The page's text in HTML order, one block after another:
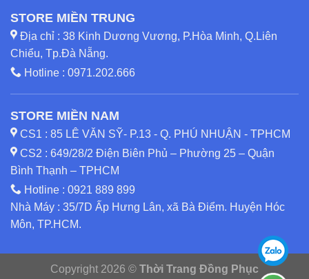
STORE MIỀN TRUNG
Địa chỉ : 38 Kinh Dương Vương, P.Hòa Minh, Q.Liên
Chiểu, Tp.Đà Nẵng.
Hotline : 0971.202.666
STORE MIỀN NAM
CS1 : 85 LÊ VĂN SỸ- P.13 - Q. PHÚ NHUẬN - TPHCM
CS2 : 649/28/2 Điện Biên Phủ – Phường 25 – Quận
Bình Thạnh – TPHCM
Hotline : 0921 889 899
Nhà Máy : 35/7D Ấp Hưng Lân, xã Bà Điểm. Huyện Hóc
Môn, TP.HCM.
Copyright 2026 © Thời Trang Đồng Phục